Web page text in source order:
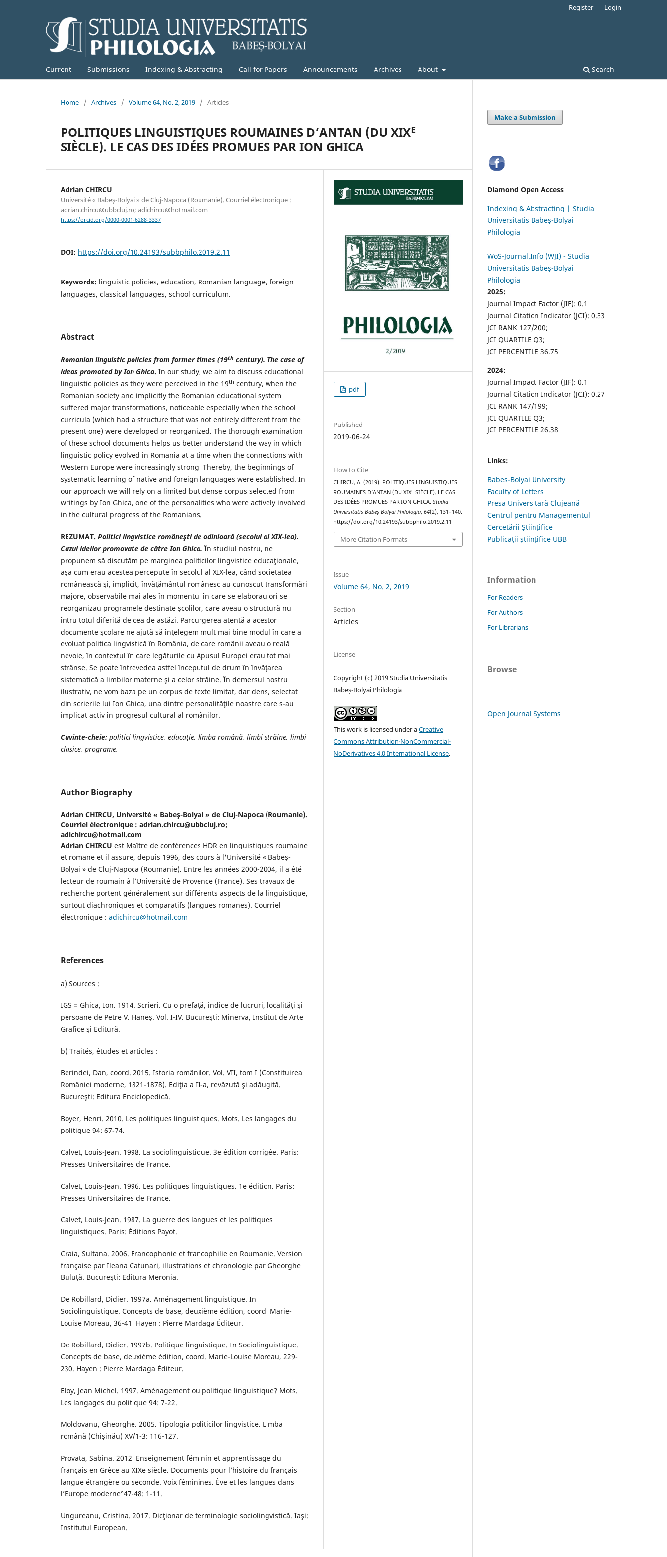
Current Submissions Indexing & Abstracting Call for Papers Announcements Archives About Search
Register Login
Home / Archives / Volume 64, No. 2, 2019 / Articles
POLITIQUES LINGUISTIQUES ROUMAINES D’ANTAN (DU XIXᴱ
SIÈCLE). LE CAS DES IDÉES PROMUES PAR ION GHICA
Adrian CHIRCU
Université « Babeş-Bolyai » de Cluj-Napoca (Roumanie). Courriel électronique :
adrian.chircu@ubbcluj.ro; adichircu@hotmail.com
https://orcid.org/0000-0001-6288-3337
DOI: https://doi.org/10.24193/subbphilo.2019.2.11
Keywords: linguistic policies, education, Romanian language, foreign
languages, classical languages, school curriculum.
Abstract
Romanian linguistic policies from former times (19th century). The case of
ideas promoted by Ion Ghica. In our study, we aim to discuss educational
linguistic policies as they were perceived in the 19th century, when the
Romanian society and implicitly the Romanian educational system
suffered major transformations, noticeable especially when the school
curricula (which had a structure that was not entirely different from the
present one) were developed or reorganized. The thorough examination
of these school documents helps us better understand the way in which
linguistic policy evolved in Romania at a time when the connections with
Western Europe were increasingly strong. Thereby, the beginnings of
systematic learning of native and foreign languages were established. In
our approach we will rely on a limited but dense corpus selected from
writings by Ion Ghica, one of the personalities who were actively involved
in the cultural progress of the Romanians.
REZUMAT. Politici lingvistice româneşti de odinioară (secolul al XIX-lea).
Cazul ideilor promovate de către Ion Ghica. În studiul nostru, ne
propunem să discutăm pe marginea politicilor lingvistice educaţionale,
aşa cum erau acestea percepute în secolul al XIX-lea, când societatea
românească şi, implicit, învăţământul românesc au cunoscut transformări
majore, observabile mai ales în momentul în care se elaborau ori se
reorganizau programele destinate şcolilor, care aveau o structură nu
întru totul diferită de cea de astăzi. Parcurgerea atentă a acestor
documente şcolare ne ajută să înţelegem mult mai bine modul în care a
evoluat politica lingvistică în România, de care românii aveau o reală
nevoie, în contextul în care legăturile cu Apusul Europei erau tot mai
strânse. Se poate întrevedea astfel începutul de drum în învăţarea
sistematică a limbilor materne şi a celor străine. În demersul nostru
ilustrativ, ne vom baza pe un corpus de texte limitat, dar dens, selectat
din scrierile lui Ion Ghica, una dintre personalităţile noastre care s-au
implicat activ în progresul cultural al românilor.
Cuvinte-cheie: politici lingvistice, educaţie, limba română, limbi străine, limbi
clasice, programe.
Author Biography
Adrian CHIRCU, Université « Babeş-Bolyai » de Cluj-Napoca (Roumanie).
Courriel électronique : adrian.chircu@ubbcluj.ro;
adichircu@hotmail.com
Adrian CHIRCU est Maître de conférences HDR en linguistiques roumaine
et romane et il assure, depuis 1996, des cours à l'Université « Babeş-
Bolyai » de Cluj-Napoca (Roumanie). Entre les années 2000-2004, il a été
lecteur de roumain à l’Université de Provence (France). Ses travaux de
recherche portent généralement sur différents aspects de la linguistique,
surtout diachroniques et comparatifs (langues romanes). Courriel
électronique : adichircu@hotmail.com
References
a) Sources :
IGS = Ghica, Ion. 1914. Scrieri. Cu o prefaţă, indice de lucruri, localităţi şi
persoane de Petre V. Haneş. Vol. I-IV. Bucureşti: Minerva, Institut de Arte
Grafice şi Editură.
b) Traités, études et articles :
Berindei, Dan, coord. 2015. Istoria românilor. Vol. VII, tom I (Constituirea
României moderne, 1821-1878). Ediţia a II-a, revăzută şi adăugită.
Bucureşti: Editura Enciclopedică.
Boyer, Henri. 2010. Les politiques linguistiques. Mots. Les langages du
politique 94: 67-74.
Calvet, Louis-Jean. 1998. La sociolinguistique. 3e édition corrigée. Paris:
Presses Universitaires de France.
Calvet, Louis-Jean. 1996. Les politiques linguistiques. 1e édition. Paris:
Presses Universitaires de France.
Calvet, Louis-Jean. 1987. La guerre des langues et les politiques
linguistiques. Paris: Éditions Payot.
Craia, Sultana. 2006. Francophonie et francophilie en Roumanie. Version
française par Ileana Catunari, illustrations et chronologie par Gheorghe
Buluţă. Bucureşti: Editura Meronia.
De Robillard, Didier. 1997a. Aménagement linguistique. In
Sociolinguistique. Concepts de base, deuxième édition, coord. Marie-
Louise Moreau, 36-41. Hayen : Pierre Mardaga Éditeur.
De Robillard, Didier. 1997b. Politique linguistique. In Sociolinguistique.
Concepts de base, deuxième édition, coord. Marie-Louise Moreau, 229-
230. Hayen : Pierre Mardaga Éditeur.
Eloy, Jean Michel. 1997. Aménagement ou politique linguistique? Mots.
Les langages du politique 94: 7-22.
Moldovanu, Gheorghe. 2005. Tipologia politicilor lingvistice. Limba
română (Chișinău) XV/1-3: 116-127.
Provata, Sabina. 2012. Enseignement féminin et apprentissage du
français en Grèce au XIXe siècle. Documents pour l’histoire du français
langue étrangère ou seconde. Voix féminines. Ève et les langues dans
l’Europe moderne°47-48: 1-11.
Ungureanu, Cristina. 2017. Dicţionar de terminologie sociolingvistică. Iaşi:
Institutul European.
pdf
Published
2019-06-24
How to Cite
CHIRCU, A. (2019). POLITIQUES LINGUISTIQUES
ROUMAINES D’ANTAN (DU XIXᴱ SIÈCLE). LE CAS
DES IDÉES PROMUES PAR ION GHICA.Studia
Universitatis Babeș-Bolyai Philologia,64(2), 131–140.
https://doi.org/10.24193/subbphilo.2019.2.11
More Citation Formats
Issue
Volume 64, No. 2, 2019
Section
Articles
License
Copyright (c) 2019 Studia Universitatis
Babeș-Bolyai Philologia
This work is licensed under aCreative
Commons Attribution-NonCommercial-
NoDerivatives 4.0 International License.
Make a Submission
Diamond Open Access
Indexing & Abstracting | Studia
Universitatis Babeș-Bolyai
Philologia
WoS-Journal.Info (WJI) - Studia
Universitatis Babeș-Bolyai
Philologia
2025:
Journal Impact Factor (JIF): 0.1
Journal Citation Indicator (JCI): 0.33
JCI RANK 127/200;
JCI QUARTILE Q3;
JCI PERCENTILE 36.75
2024:
Journal Impact Factor (JIF): 0.1
Journal Citation Indicator (JCI): 0.27
JCI RANK 147/199;
JCI QUARTILE Q3;
JCI PERCENTILE 26.38
Links:
Babes-Bolyai University
Faculty of Letters
Presa Universitară Clujeană
Centrul pentru Managementul
Cercetării Științifice
Publicații științifice UBB
Information
For Readers
For Authors
For Librarians
Browse
Open Journal Systems